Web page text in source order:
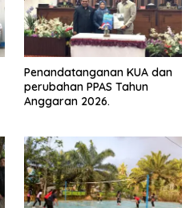
Penandatanganan KUA dan
perubahan PPAS Tahun
Anggaran 2026.